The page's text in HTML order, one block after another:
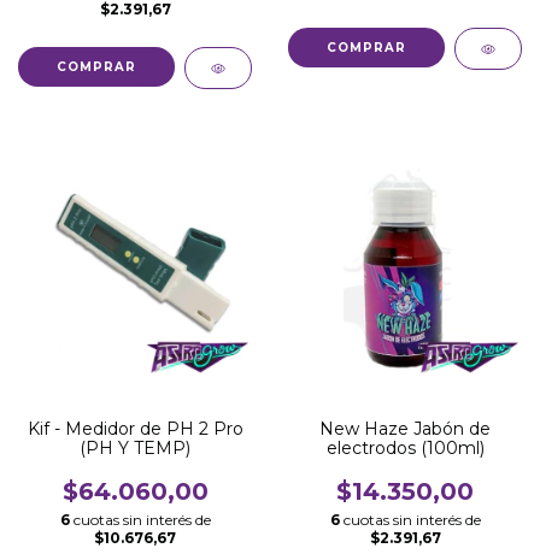
$2.391,67
Kif - Medidor de PH 2 Pro
(PH Y TEMP)
$64.060,00
6 cuotas sin interés de
$10.676,67
New Haze Jabón de
electrodos (100ml)
$14.350,00
6 cuotas sin interés de
$2.391,67